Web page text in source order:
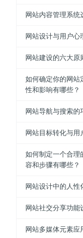
网站内容管理系统
网站设计与用户
网站建设的六大原
如何确定你的网站
性和影响有哪些？
网站导航与搜索
网站目标转化与用
如何制定一个合理
容和步骤有哪些？
网站设计中的人
网站社交分享功能
网站多媒体元素应